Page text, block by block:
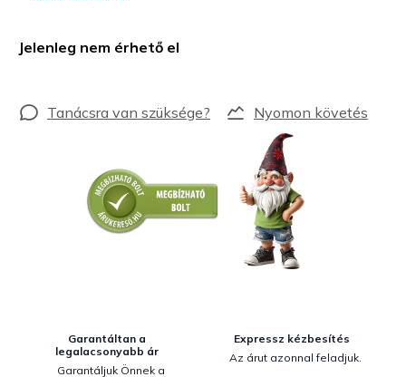
Jelenleg nem érhető el
Nyomon követés
Garantáltan a
legalacsonyabb ár
Garantáljuk Önnek a
Expressz kézbesítés
Az árut azonnal feladjuk.